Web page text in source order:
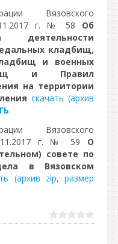
Вязовского
г. № 58 Об
деятельности
кладбищ,
и военных
и Правил
на территории
скачать (архив
Вязовского
г. № 59 О
совете по
в Вязовском
(архив zip, размер